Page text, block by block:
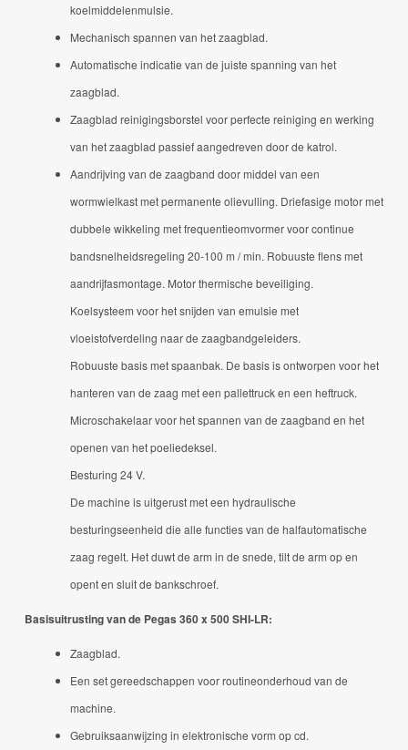
koelmiddelenmulsie.
Mechanisch spannen van het zaagblad.
Automatische indicatie van de juiste spanning van het
zaagblad.
Zaagblad reinigingsborstel voor perfecte reiniging en werking
van het zaagblad passief aangedreven door de katrol.
Aandrijving van de zaagband door middel van een
wormwielkast met permanente olievulling. Driefasige motor met
dubbele wikkeling met frequentieomvormer voor continue
bandsnelheidsregeling 20-100 m / min. Robuuste flens met
aandrijfasmontage. Motor thermische beveiliging.
Koelsysteem voor het snijden van emulsie met
vloeistofverdeling naar de zaagbandgeleiders.
Robuuste basis met spaanbak. De basis is ontworpen voor het
hanteren van de zaag met een pallettruck en een heftruck.
Microschakelaar voor het spannen van de zaagband en het
openen van het poeliedeksel.
Besturing 24 V.
De machine is uitgerust met een hydraulische
besturingseenheid die alle functies van de halfautomatische
zaag regelt. Het duwt de arm in de snede, tilt de arm op en
opent en sluit de bankschroef.
Basisuitrusting van de Pegas 360 x 500 SHI-LR:
Zaagblad.
Een set gereedschappen voor routineonderhoud van de
machine.
Gebruiksaanwijzing in elektronische vorm op cd.